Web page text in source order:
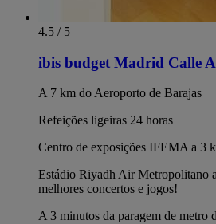
4.5 / 5
ibis budget Madrid Calle
A 7 km do Aeroporto de Barajas
Refeições ligeiras 24 horas
Centro de exposições IFEMA a 3
Estádio Riyadh Air Metropolitano
melhores concertos e jogos!
A 3 minutos da paragem de metro